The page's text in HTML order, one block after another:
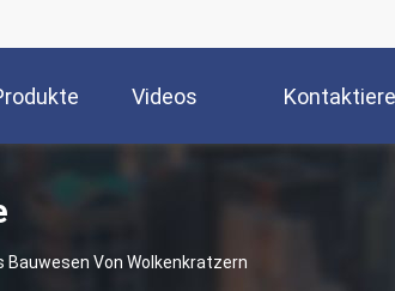
Videos
Bauwesen Von Wolkenkratzern